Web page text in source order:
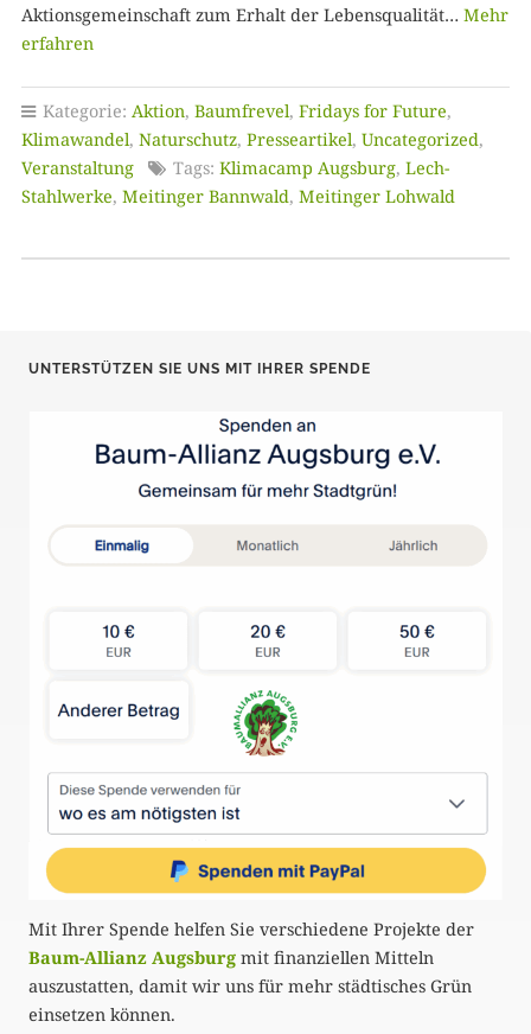
Aktionsgemeinschaft zum Erhalt der Lebensqualität… Mehr
erfahren
Kategorie: Aktion, Baumfrevel, Fridays for Future,
Klimawandel, Naturschutz, Presseartikel, Uncategorized,
Veranstaltung
Tags: Klimacamp Augsburg, Lech-
Stahlwerke, Meitinger Bannwald, Meitinger Lohwald
UNTERSTÜTZEN SIE UNS MIT IHRER SPENDE
Mit Ihrer Spende helfen Sie verschiedene Projekte der
Baum-Allianz Augsburg mit finanziellen Mitteln
auszustatten, damit wir uns für mehr städtisches Grün
einsetzen können.